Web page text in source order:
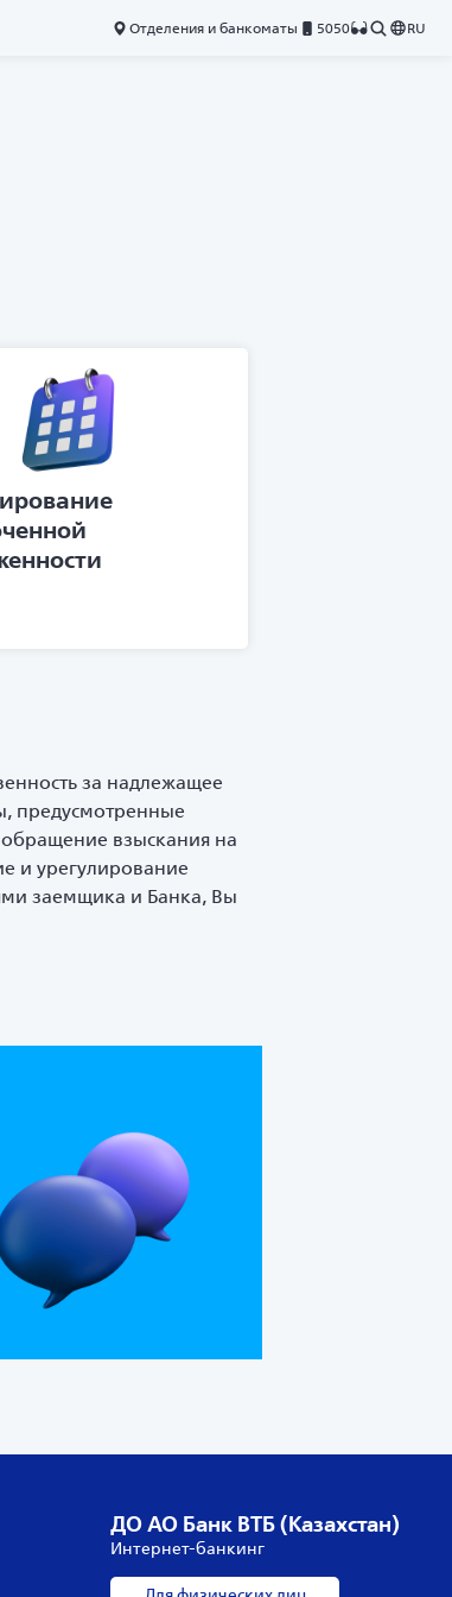
Отделения и банкоматы 5050 RU
за надлежащее
предусмотренные
взыскания на
и урегулирование
заемщика и Банка, Вы
ДО АО Банк ВТБ (Казахстан)
Интернет-банкинг